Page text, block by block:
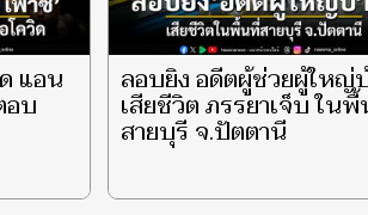
แอน
อบ
ลอบยิง อดีตผู้ช่วยผู้ใหญ่
เสียชีวิต ภรรยาเจ็บ ใน
สายบุรี จ.ปัตตานี